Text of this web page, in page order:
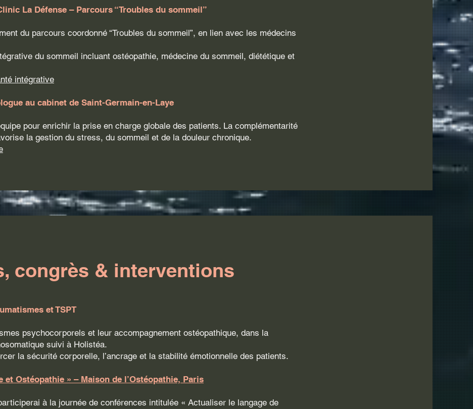
La Défense – Parcours “Troubles du sommeil”
du parcours coordonné “Troubles du sommeil”, en lien avec les médecins
du sommeil incluant ostéopathie, médecine du sommeil, diététique et
intégrative
au cabinet de Saint-Germain-en-Laye
pour enrichir la prise en charge globale des patients. La complémentarité
la gestion du stress, du sommeil et de la douleur chronique.
congrès & interventions
et TSPT
psychocorporels et leur accompagnement ostéopathique, dans la
suivi à Holistéa.
la sécurité corporelle, l’ancrage et la stabilité émotionnelle des patients.
et Ostéopathie » – Maison de l’Ostéopathie, Paris
à la journée de conférences intitulée « Actualiser le langage de